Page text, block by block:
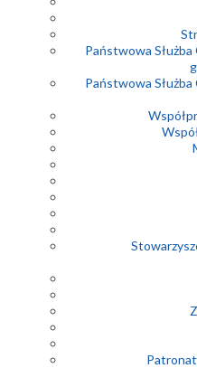
Państwowa
Państwowa